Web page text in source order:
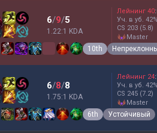
6/9/5
1.22:1 KDA
Лейнинг 40:
Уч. в уб. 42%
CS 203 (5.8)
master
10th
6/8/8
1.75:1 KDA
Лейнинг 24:
Уч. в уб. 42%
CS 245 (7.2)
master
6th Устойчивый